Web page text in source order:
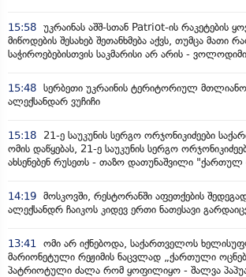
15:58 უკრაინას აშშ-სთან Patriot-ის რაკეტების
მიწოდების შესახებ შეთანხმება აქვს, თუმცა მათი
საჭიროებებისთვის საკმარისი არ არის -
15:48 სერბეთი უკრაინის ტერიტორიულ
ალექსანდარ ვუჩიჩი
15:18
21-ე საუკუნის სერგო ორჯონიკიძეები
ომის დაწყებას, 21-ე საუკუნის სერგო
ახსენებენ რუსეთს - თაზო დათუნაშვილი "ქართულ
14:19 მოსკოვში, რესტორანში აფეთქების
ალექსანდრ ჩაიკოს კიდევ ერთი ნათესავი
13:41
ომი არ იქნებოდა, საქართველოს
მარიონეტული რეჟიმის ნაცვლად „ქართული
პატრიოტული ძალა რომ ყოფილიყო - შალვა